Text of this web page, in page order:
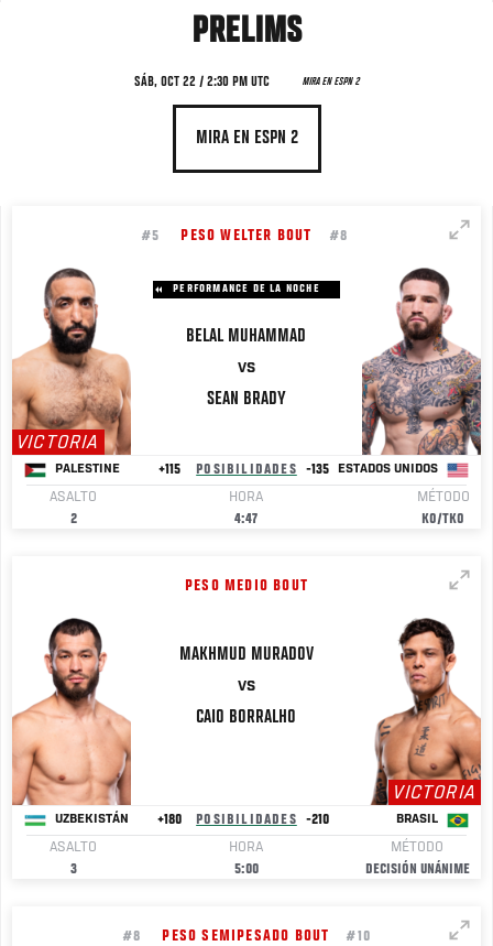
PRELIMS
SÁB, OCT 22 / 2:30 PM UTC MIRA EN ESPN 2
MIRA EN ESPN 2
#5 PESO WELTER BOUT #8
VICTORIA
PERFORMANCE DE LA NOCHE
BELAL MUHAMMAD
VS
SEAN BRADY
PALESTINE +115 POSIBILIDADES -135 ESTADOS UNIDOS
ASALTO
2
HORA
4:47
MÉTODO
KO/TKO
PESO MEDIO BOUT
MAKHMUD MURADOV
VS
CAIO BORRALHO
VICTORIA
UZBEKISTÁN +180 POSIBILIDADES -210 BRASIL
ASALTO
3
HORA
5:00
MÉTODO
DECISIÓN UNÁNIME
#8 PESO SEMIPESADO BOUT #10